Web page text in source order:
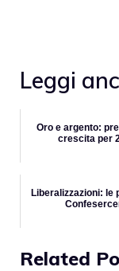
Leggi
Oro e argento:
crescita per
Liberalizzazioni: le
Related